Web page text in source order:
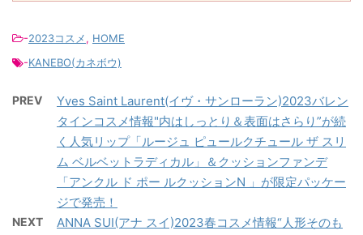
-2023コスメ, HOME
-KANEBO(カネボウ)
PREV
Yves Saint Laurent(イヴ・サンローラン)2023バレン
タインコスメ情報"内はしっとり＆表面はさらり”が続
く人気リップ「ルージュ ピュールクチュール ザ スリ
ム ベルベットラディカル」＆クッションファンデ
「アンクル ド ポー ルクッションN 」が限定パッケー
ジで発売！
NEXT
ANNA SUI(アナ スイ)2023春コスメ情報“人形そのも